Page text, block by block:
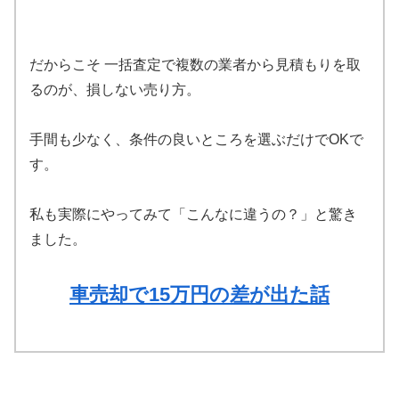
だからこそ 一括査定で複数の業者から見積もりを取
るのが、損しない売り方。
手間も少なく、条件の良いところを選ぶだけでOKで
す。
私も実際にやってみて「こんなに違うの？」と驚き
ました。
車売却で15万円の差が出た話